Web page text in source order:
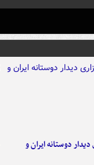
دوستانه ایران و